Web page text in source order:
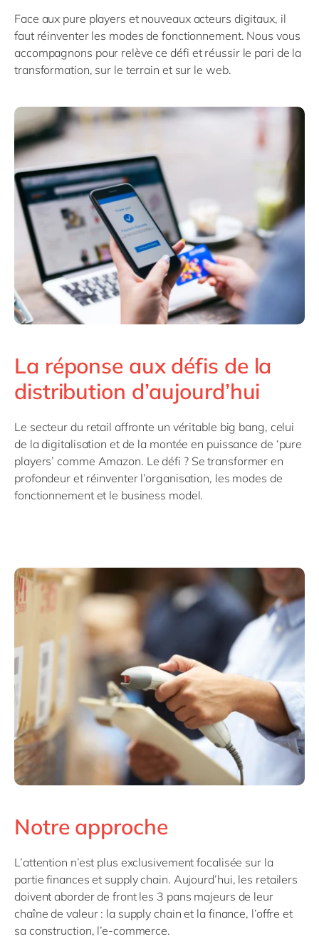
Singapore
Switzerland
USA & Canada
en
Face aux pure players et nouveaux acteurs digitaux, il
faut réinventer les modes de fonctionnement. Nous vous
accompagnons pour relève ce défi et réussir le pari de la
transformation, sur le terrain et sur le web.
La réponse aux défis de la
distribution d’aujourd’hui
Le secteur du retail affronte un véritable big bang, celui
de la digitalisation et de la montée en puissance de ‘pure
players’ comme Amazon. Le défi ? Se transformer en
profondeur et réinventer l’organisation, les modes de
fonctionnement et le business model.
Notre approche
L’attention n’est plus exclusivement focalisée sur la
partie finances et supply chain. Aujourd’hui, les retailers
doivent aborder de front les 3 pans majeurs de leur
chaîne de valeur : la supply chain et la finance, l’offre et
sa construction, l’e-commerce.